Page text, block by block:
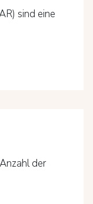
sind eine
der